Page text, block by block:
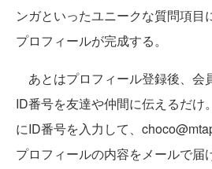
ンガといったユニークな質問項目
プロフィールが完成する。
あとはプロフィール登録後、会
ID番号を友達や仲間に伝えるだけ
にID番号を入力して、
プロフィールの内容をメールで届